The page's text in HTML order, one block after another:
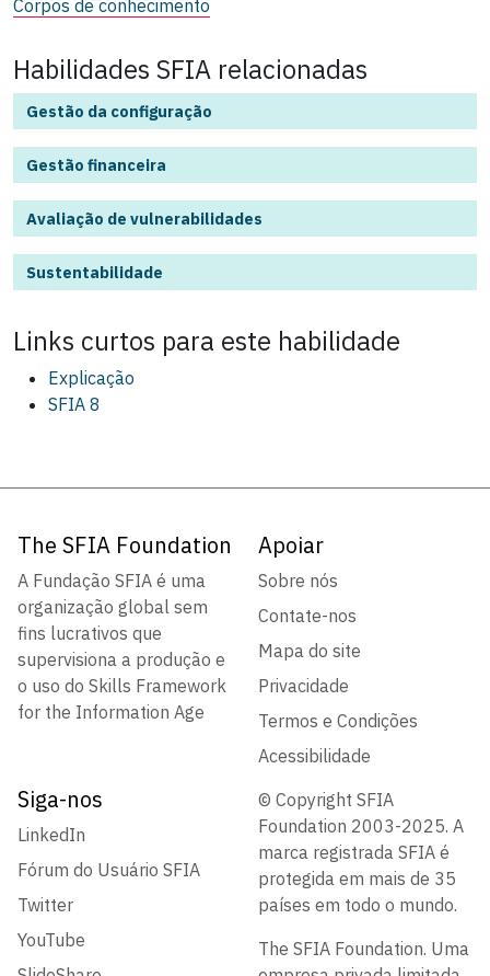
Corpos de conhecimento
Habilidades SFIA relacionadas
Gestão da configuração
Gestão financeira
Avaliação de vulnerabilidades
Sustentabilidade
Links curtos para este habilidade
Explicação
SFIA 8
The SFIA Foundation
A Fundação SFIA é uma
organização global sem
fins lucrativos que
supervisiona a produção e
o uso do Skills Framework
for the Information Age
Apoiar
Sobre nós
Contate-nos
Mapa do site
Privacidade
Termos e Condições
Acessibilidade
Siga-nos
LinkedIn
Fórum do Usuário SFIA
Twitter
YouTube
© Copyright SFIA
Foundation 2003-2025. A
marca registrada SFIA é
protegida em mais de 35
países em todo o mundo.
The SFIA Foundation. Uma